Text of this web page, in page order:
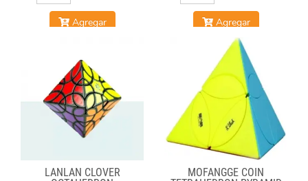
Agregar Agregar
LANLAN CLOVER
MOFANGGE COIN